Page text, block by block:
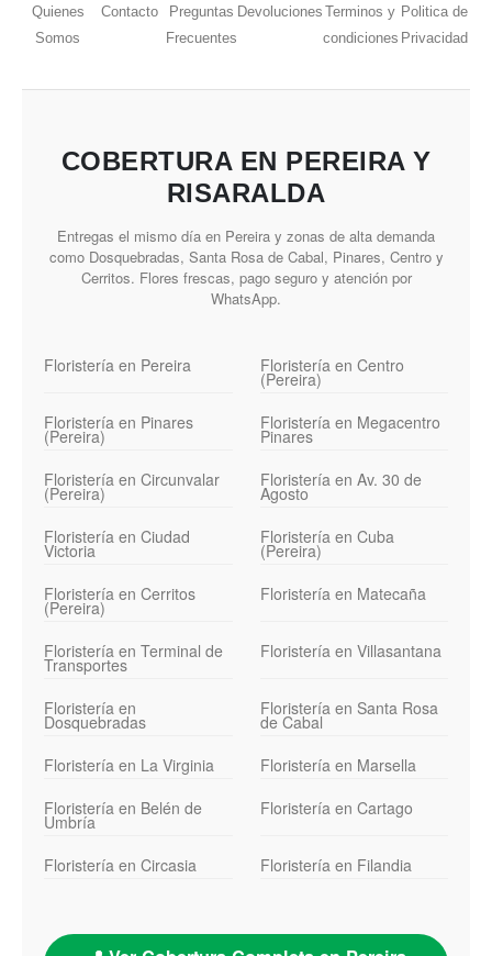
Quienes
Somos
Contacto
Preguntas
Frecuentes
Devoluciones Terminos y
condiciones
Politica de
Privacidad
COBERTURA EN PEREIRA Y
RISARALDA
Entregas el mismo día en Pereira y zonas de alta demanda
como Dosquebradas, Santa Rosa de Cabal, Pinares, Centro y
Cerritos. Flores frescas, pago seguro y atención por
WhatsApp.
Floristería en Pereira Floristería en Centro
(Pereira)
Floristería en Pinares
(Pereira)
Floristería en Megacentro
Pinares
Floristería en Circunvalar
(Pereira)
Floristería en Av. 30 de
Agosto
Floristería en Ciudad
Victoria
Floristería en Cuba
(Pereira)
Floristería en Cerritos
(Pereira)
Floristería en Matecaña
Floristería en Terminal de
Transportes
Floristería en Villasantana
Floristería en
Dosquebradas
Floristería en Santa Rosa
de Cabal
Floristería en La Virginia
Floristería en Marsella
Floristería en Belén de
Umbría
Floristería en Cartago
Floristería en Circasia Floristería en Filandia